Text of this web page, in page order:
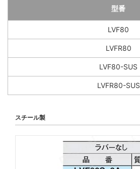
型番
LVF80
LVFR80
LVF80-SUS
LVFR80-SUS
スチール製